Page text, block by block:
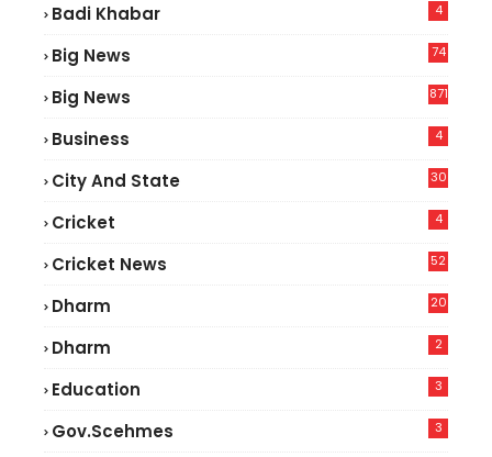
Badi Khabar 4
Big News
74
Big News 871
Business 4
City And State 30
Cricket 4
Cricket News
52
Dharm 20
Dharm 2
Education 3
Gov.scehmes 3